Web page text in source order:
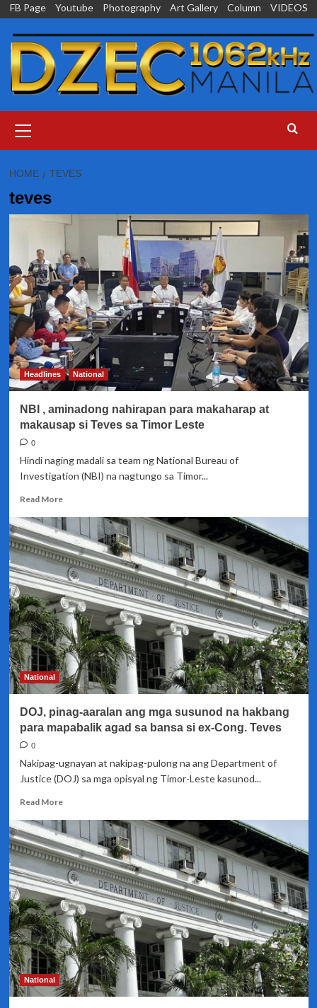
Skip
content
FB Page Youtube Photography Art Gallery Column VIDEOS
Menu
HOME TEVES
teves
Headlines National
NBI , aminadong nahirapan para makaharap at
makausap si Teves sa Timor Leste
0
Hindi naging madali sa team ng National Bureau of
Investigation (NBI) na nagtungo sa Timor...
Read MoreRead
about
NBI
,
aminadong
nahirapan
para
makaharap
at
makausap
si
Teves
sa
Timor
National
DOJ, pinag-aaralan ang mga susunod na hakbang
para mapabalik agad sa bansa si ex-Cong. Teves
0
Nakipag-ugnayan at nakipag-pulong na ang Department of
Justice (DOJ) sa mga opisyal ng Timor-Leste kasunod...
Read MoreRead
about
DOJ,
pinag-
aaralan
ang
mga
susunod
na
hakbang
para
mapabalik
agad
sa
National